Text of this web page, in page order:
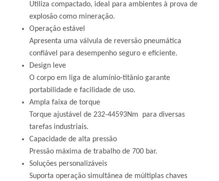
Utiliza compactado, ideal para ambientes à prova de
explosão como mineração.
Operação estável
Apresenta uma válvula de reversão pneumática
confiável para desempenho seguro e eficiente.
Design leve
O corpo em liga de alumínio-titânio garante
portabilidade e facilidade de uso.
Ampla faixa de torque
Torque ajustável de 232-44593Nm para diversas
tarefas industriais.
Capacidade de alta pressão
Pressão máxima de trabalho de 700 bar.
Soluções personalizáveis
Suporta operação simultânea de múltiplas chaves